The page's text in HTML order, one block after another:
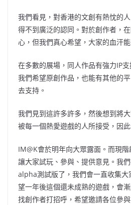
我們看見，對香港的文創有熱忱的
得不到廣泛的認同。對於創作者，
心，但我們真心希望，大家的血汗
在多數的展場，同人作品有強力IP
我們希望原創作品，也能有其他的
去支持。
我們見到這許多許多，然後想到將
被每一個熱愛遊戲的人所接受，因
IM@K會於明年向大眾露面。而現
讓大家試玩、參與、提供意見。我
alpha測試版了，我們會一直收集
望一年後這個還未成熟的遊戲，會
找創作者打招呼，希望邀請各位參